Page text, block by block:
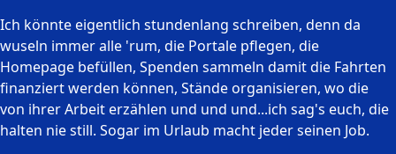
Ich könnte eigentlich stundenlang schreiben, denn da
wuseln immer alle 'rum, die Portale pflegen, die
Homepage befüllen, Spenden sammeln damit die Fahrten
finanziert werden können, Stände organisieren, wo die
von ihrer Arbeit erzählen und und und...ich sag's euch, die
halten nie still. Sogar im Urlaub macht jeder seinen Job.